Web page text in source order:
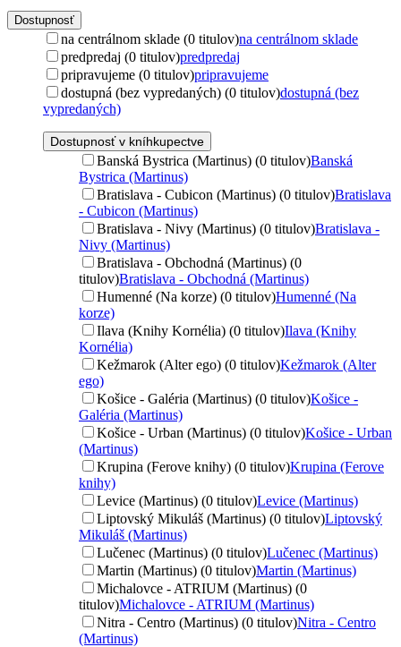
Dostupnosť
na centrálnom sklade (0 titulov)na centrálnom sklade
predpredaj (0 titulov)predpredaj
pripravujeme (0 titulov)pripravujeme
dostupná (bez vypredaných) (0 titulov)dostupná (bez
vypredaných)
Dostupnosť v kníhkupectve
Banská Bystrica (Martinus) (0 titulov)Banská
Bystrica (Martinus)
Bratislava - Cubicon (Martinus) (0 titulov)Bratislava
- Cubicon (Martinus)
Bratislava - Nivy (Martinus) (0 titulov)Bratislava -
Nivy (Martinus)
Bratislava - Obchodná (Martinus) (0
titulov)Bratislava - Obchodná (Martinus)
Humenné (Na korze) (0 titulov)Humenné (Na
korze)
Ilava (Knihy Kornélia) (0 titulov)Ilava (Knihy
Kornélia)
Kežmarok (Alter ego) (0 titulov)Kežmarok (Alter
ego)
Košice - Galéria (Martinus) (0 titulov)Košice -
Galéria (Martinus)
Košice - Urban (Martinus) (0 titulov)Košice - Urban
(Martinus)
Krupina (Ferove knihy) (0 titulov)Krupina (Ferove
knihy)
Levice (Martinus) (0 titulov)Levice (Martinus)
Liptovský Mikuláš (Martinus) (0 titulov)Liptovský
Mikuláš (Martinus)
Lučenec (Martinus) (0 titulov)Lučenec (Martinus)
Martin (Martinus) (0 titulov)Martin (Martinus)
Michalovce - ATRIUM (Martinus) (0
titulov)Michalovce - ATRIUM (Martinus)
Nitra - Centro (Martinus) (0 titulov)Nitra - Centro
(Martinus)